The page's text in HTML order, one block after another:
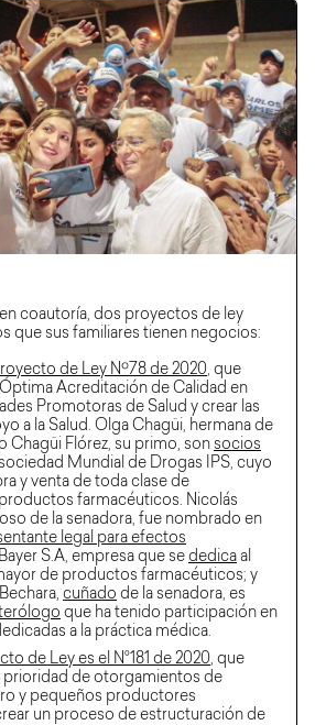
coautoría, dos proyectos de ley
que sus familiares tienen negocios:
de Ley Nº78 de 2020, que
Acreditación de Calidad en
Promotoras de Salud y crear las
a la Salud. Olga Chagüi, hermana de
Chagüi Flórez, su primo, son socios
Mundial de Drogas IPS, cuyo
y venta de toda clase de
farmacéuticos. Nicolás
de la senadora, fue nombrado en
legal para efectos
S.A, empresa que se dedica al
de productos farmacéuticos; y
cuñado de la senadora, es
que ha tenido participación en
a la práctica médica.
de Ley es el N°181 de 2020, que
prioridad de otorgamientos de
y pequeños productores
un proceso de estructuración de